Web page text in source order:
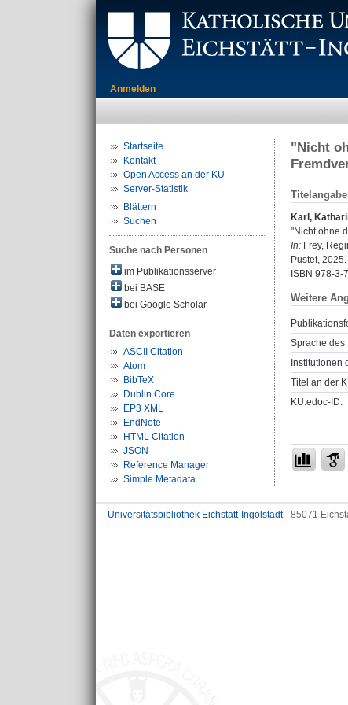
Anmelden
Startseite
Kontakt
Open Access an der KU
Server-Statistik
Blättern
Suchen
Suche nach Personen
im Publikationsserver
bei BASE
bei Google Scholar
Daten exportieren
ASCII Citation
Atom
BibTeX
Dublin Core
EP3 XML
EndNote
HTML Citation
JSON
Reference Manager
Simple Metadata
"Nicht
Karl,
"Nicht ohne
In: Frey,
Pustet,
ISBN 978-3-
Weitere
Sprache des
Institutionen
Titel an der
KU.edoc-ID:
Universitätsbibliothek Eichstätt-Ingolstadt- 85071